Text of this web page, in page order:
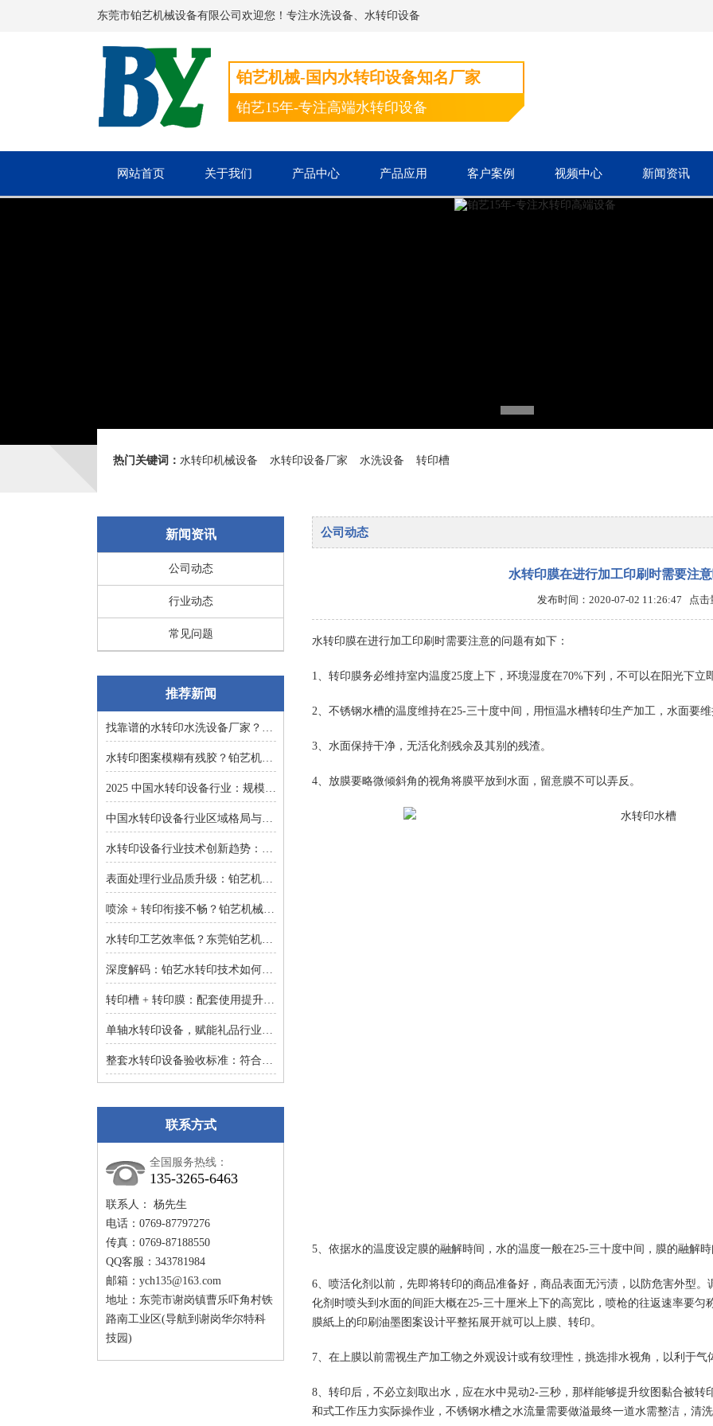
东莞市铂艺机械设备有限公司欢迎您！专注水洗设备、水转印设备
铂艺机械-国内水转印设备知名厂家
铂艺15年-专注高端水转印设备
网站首页 关于我们 产品中心 产品应用 客户案例 视频中心 新闻资讯
热门关键词： 水转印机械设备 水转印设备厂家 水洗设备 转印槽
新闻资讯
公司动态
行业动态
常见问题
推荐新闻
找靠谱的水转印水洗设备厂家？东莞铂艺机械提供一对一非标定制
水转印图案模糊有残胶？铂艺机械自动化水洗设备一键解决难题
2025 中国水转印设备行业：规模扩张、结构优化与增长逻辑深度解析
中国水转印设备行业区域格局与投资机会：集群效应与增量市场的双重红利
水转印设备行业技术创新趋势：智能化、环保化与精密化的突围之路
表面处理行业品质升级：铂艺机械水转印设备重塑装饰工艺新标准
喷涂 + 转印衔接不畅？铂艺机械：自动喷涂生产线 + 水转印设备，实现全流程自动化
水转印工艺效率低？东莞铂艺机械：整套水转印设备，适配多场景生产需求
深度解码：铂艺水转印技术如何重新定义曲面包装价值链
转印槽 + 转印膜：配套使用提升实验成功率-铂艺机械设备有限公司
单轴水转印设备，赋能礼品行业小批量定制：高效、省心、低成本-铂艺机械设备有限公司
整套水转印设备验收标准：符合行业质量规范是核心-铂艺机械设备有限公司
联系方式
全国服务热线：
135-3265-6463
联系人： 杨先生
电话：0769-87797276
传真：0769-87188550
QQ客服：343781984
邮箱： ych135@163.com
地址：东莞市谢岗镇曹乐吓角村铁
路南工业区(导航到谢岗华尔特科
技园)
公司动态
水转印膜在进行加工印刷时需要注
发布时间：2020-07-02 11:26:47 点击
水转印膜在进行加工印刷时需要注意的问题有如下：
1、转印膜务必维持室内温度25度上下，环境湿度在70%下列，不可以在阳光下立
2、不锈钢水槽的温度维持在25-三十度中间，用恒温水槽转印生产加工，水面要维
3、水面保持干净，无活化剂残余及其别的残渣。
4、放膜要略微倾斜角的视角将膜平放到水面，留意膜不可以弄反。
5、依据水的温度设定膜的融解時间，水的温度一般在25-三十度中间，膜的融解時
6、喷活化剂以前，先即将转印的商品准备好，商品表面无污渍，以防危害外型
化剂时喷头到水面的间距大概在25-三十厘米上下的高宽比，喷枪的往返速率要
膜紙上的印刷油墨图案设计平整拓展开就可以上膜、转印。
7、在上膜以前需视生产加工物之外观设计或有纹理性，挑选排水视角，以利于气
8、转印后，不必立刻取出水，应在水中晃动2-三秒，那样能够提升纹图黏合被
和式工作压力实际操作业，不锈钢水槽之水流量需要做溢最终一道水需整洁，清